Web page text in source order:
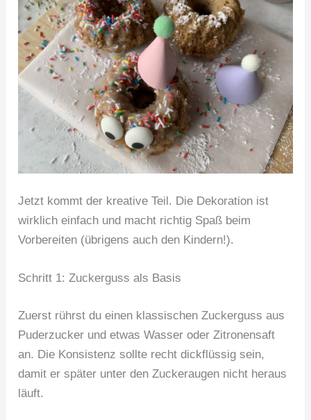
Jetzt kommt der kreative Teil. Die Dekoration ist
wirklich einfach und macht richtig Spaß beim
Vorbereiten (übrigens auch den Kindern!).
Schritt 1: Zuckerguss als Basis
Zuerst rührst du einen klassischen Zuckerguss aus
Puderzucker und etwas Wasser oder Zitronensaft
an. Die Konsistenz sollte recht dickflüssig sein,
damit er später unter den Zuckeraugen nicht heraus
läuft.